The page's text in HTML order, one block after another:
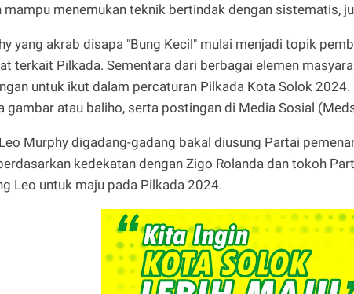
mampu menemukan teknik bertindak dengan sistematis,
yang akrab disapa "Bung Kecil" mulai menjadi topik
terkait Pilkada. Sementara dari berbagai elemen
untuk ikut dalam percaturan Pilkada Kota Solok
gambar atau baliho, serta postingan di Media Sosial
Murphy digadang-gadang bakal diusung Partai
kedekatan dengan Zigo Rolanda dan tokoh
Leo untuk maju pada Pilkada 2024.